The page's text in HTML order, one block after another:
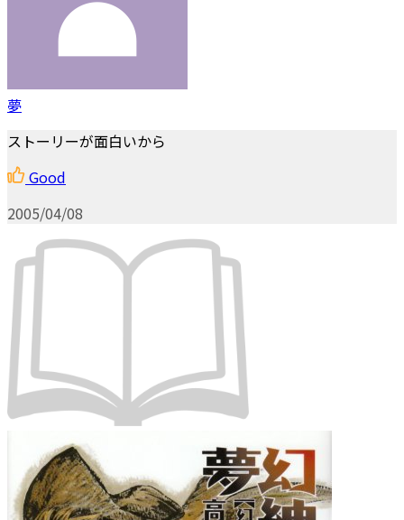
夢
ストーリーが面白いから
Good
2005/04/08